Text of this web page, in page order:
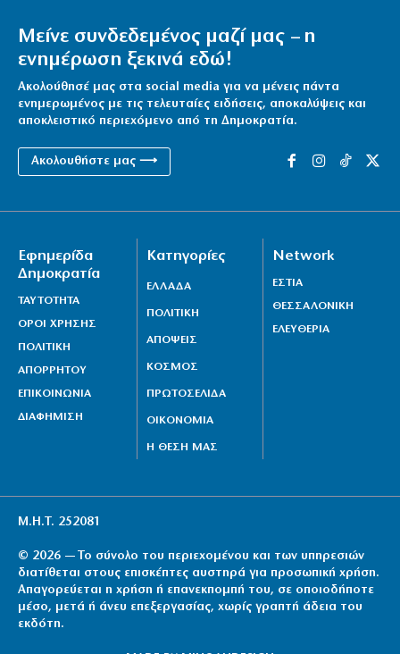
Μείνε συνδεδεμένος μαζί μας – η
ενημέρωση ξεκινά εδώ!
Ακολούθησέ μας στα social media για να μένεις πάντα
ενημερωμένος με τις τελευταίες ειδήσεις, αποκαλύψεις και
αποκλειστικό περιεχόμενο από τη Δημοκρατία.
Ακολουθήστε μας ⟶
Εφημερίδα
Δημοκρατία
ΤΑΥΤΟΤΗΤΑ
ΟΡΟΙ ΧΡΗΣΗΣ
ΠΟΛΙΤΙΚΗ
ΑΠΟΡΡΗΤΟΥ
ΕΠΙΚΟΙΝΩΝΙΑ
ΔΙΑΦΗΜΙΣΗ
Κατηγορίες
ΕΛΛΑΔΑ
ΠΟΛΙΤΙΚΗ
ΑΠΟΨΕΙΣ
ΚΟΣΜΟΣ
ΠΡΩΤΟΣΕΛΙΔΑ
ΟΙΚΟΝΟΜΙΑ
Η ΘΕΣΗ ΜΑΣ
Network
ΕΣΤΙΑ
ΘΕΣΣΑΛΟΝΙΚΗ
ΕΛΕΥΘΕΡΙΑ
Μ.Η.Τ. 252081
© 2026 — Το σύνολο του περιεχομένου και των υπηρεσιών
διατίθεται στους επισκέπτες αυστηρά για προσωπική χρήση.
Απαγορεύεται η χρήση ή επανεκπομπή του, σε οποιοδήποτε
μέσο, μετά ή άνευ επεξεργασίας, χωρίς γραπτή άδεια του
εκδότη.